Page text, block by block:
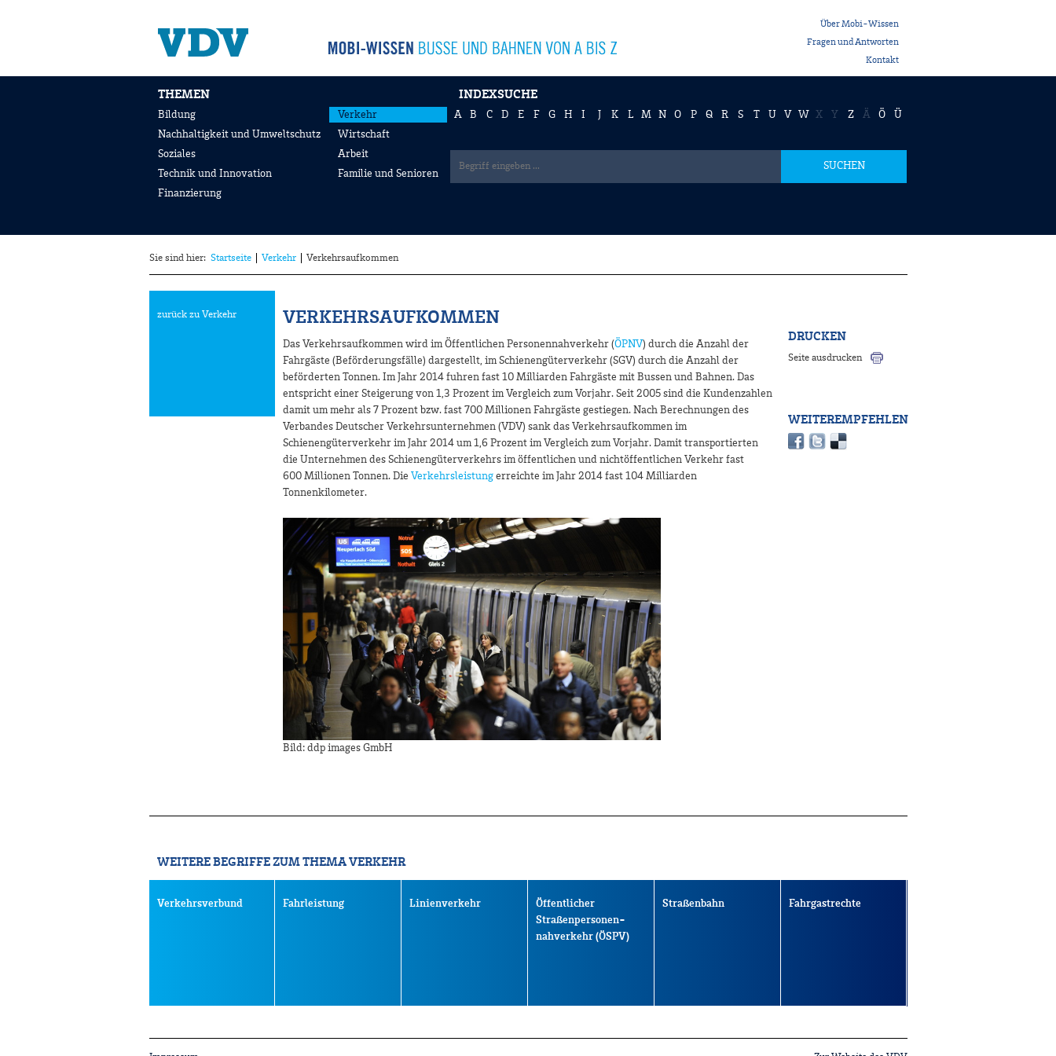
Über Mobi-Wissen
Fragen und Antworten
Kontakt
THEMEN
Bildung
Nachhaltigkeit und Umweltschutz
Soziales
Technik und Innovation
Finanzierung
Verkehr
Wirtschaft
Arbeit
Familie und Senioren
INDEXSUCHE
A B C D E F G H I K L M N O P Q R S T U V W X Y Z Ä Ö Ü
SUCHEN
Sie sind hier: Startseite Verkehr Verkehrsaufkommen
zurück zu Verkehr VERKEHRSAUFKOMMEN
Das Verkehrsaufkommen wird im Öffentlichen Personennahverkehr (ÖPNV) durch die Anzahl der
Fahrgäste (Beförderungsfälle) dargestellt, im Schienengüterverkehr (SGV) durch die Anzahl der
beförderten Tonnen. Im Jahr 2014 fuhren fast 10 Milliarden Fahrgäste mit Bussen und Bahnen. Das
entspricht einer Steigerung von 1,3 Prozent im Vergleich zum Vorjahr. Seit 2005 sind die Kundenzahlen
damit um mehr als 7 Prozent bzw. fast 700 Millionen Fahrgäste gestiegen. Nach Berechnungen des
Verbandes Deutscher Verkehrsunternehmen (VDV) sank das Verkehrsaufkommen im
Schienengüterverkehr im Jahr 2014 um 1,6 Prozent im Vergleich zum Vorjahr. Damit transportierten
die Unternehmen des Schienengüterverkehrs im öffentlichen und nichtöffentlichen Verkehr fast
600 Millionen Tonnen. Die Verkehrsleistungerreichte im Jahr 2014 fast 104 Milliarden
Tonnenkilometer.
Bild: ddp images GmbH
DRUCKEN
Seite ausdrucken
WEITEREMPFEHLEN
WEITERE BEGRIFFE ZUM THEMA VERKEHR
Verkehrsverbund Fahrleistung Linienverkehr
Öffentlicher
Straßenpersonen-
nahverkehr (ÖSPV)
Straßenbahn Fahrgastrechte